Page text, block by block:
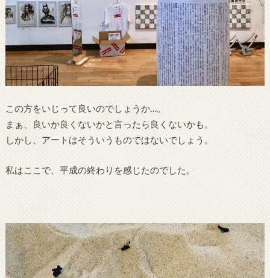
この方をいじって良いのでしょうか…。
まぁ、良いか良くないかと言ったら良くないかも。
しかし、アートはそういうものではないでしょう。
私はここで、平成の終わりを感じたのでした。